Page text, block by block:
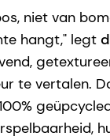
niet van
hangt," legt
te vertalen.